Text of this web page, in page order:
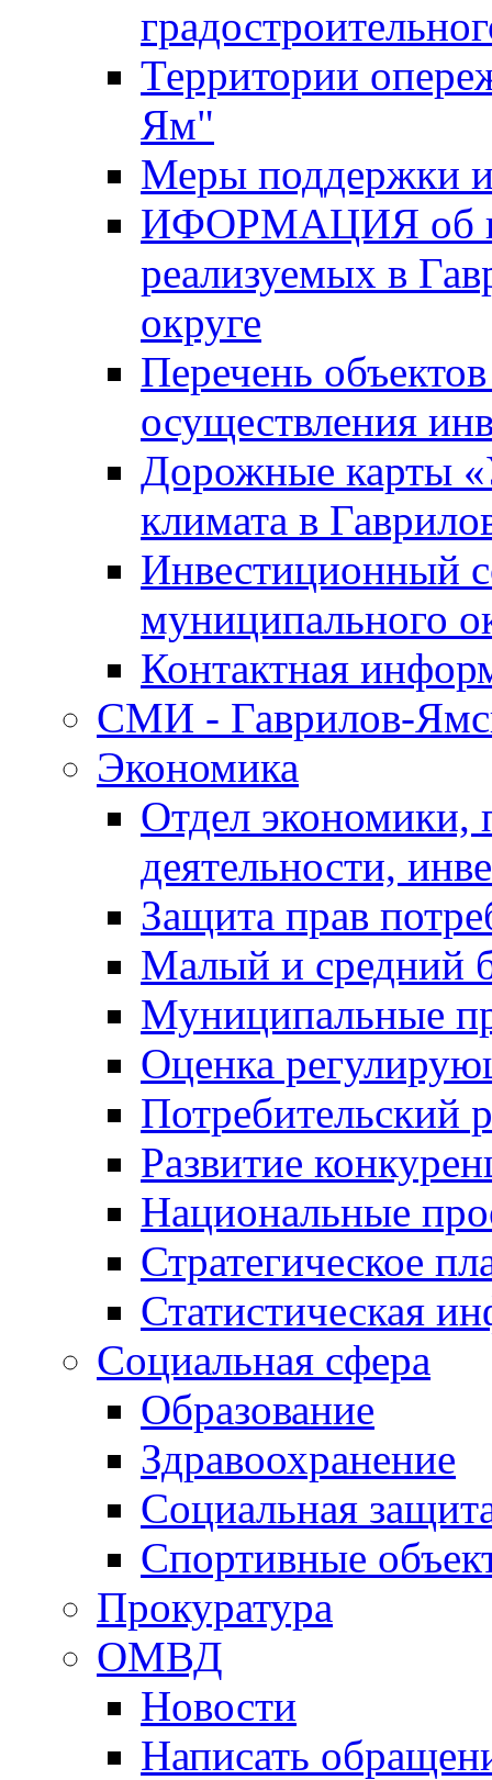
Территории
Ям"
Меры поддержки
ИФОРМАЦИЯ об
реализуемых в
округе
Перечень
осуществления
Дорожные карты
климата в
Инвестиционный
муниципального
Контактная
СМИ - Гаврилов-
Экономика
Отдел экономики,
деятельности,
Защита прав
Малый и средний
Муниципальные
Оценка
Потребительский
Развитие
Национальные
Стратегическое
Статистическая
Социальная сфера
Образование
Здравоохранение
Социальная
Спортивные
Прокуратура
ОМВД
Новости
Написать